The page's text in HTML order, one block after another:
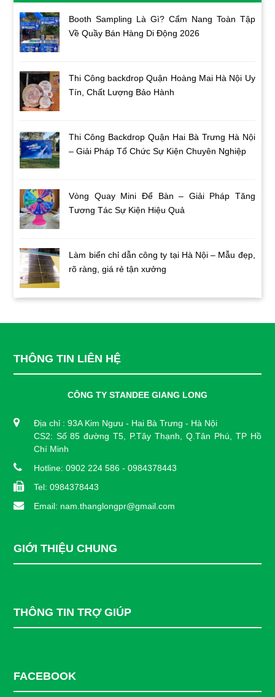
Booth Sampling Là Gì? Cẩm Nang Toàn Tập
Về Quầy Bán Hàng Di Động 2026
Thi Công backdrop Quận Hoàng Mai Hà Nội Uy
Tín, Chất Lượng Bảo Hành
Thi Công Backdrop Quận Hai Bà Trưng Hà Nội
– Giải Pháp Tổ Chức Sự Kiện Chuyên Nghiệp
Vòng Quay Mini Để Bàn – Giải Pháp Tăng
Tương Tác Sự Kiện Hiệu Quả
Làm biển chỉ dẫn công ty tại Hà Nội – Mẫu đẹp,
rõ ràng, giá rẻ tận xưởng
THÔNG TIN LIÊN HỆ
CÔNG TY STANDEE GIANG LONG
Địa chỉ : 93A Kim Ngưu - Hai Bà Trưng - Hà Nội
CS2: Số 85 đường T5, P.Tây Thạnh, Q.Tân Phú, TP Hồ
Chí Minh
Hotline: 0902 224 586 - 0984378443
Tel: 0984378443
Email: nam.thanglongpr@gmail.com
GIỚI THIỆU CHUNG
THÔNG TIN TRỢ GIÚP
FACEBOOK